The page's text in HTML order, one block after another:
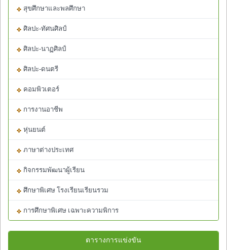
สุขศึกษาและพลศึกษา
ศิลปะ-ทัศนศิลป์
ศิลปะ-นาฏศิลป์
ศิลปะ-ดนตรี
คอมพิวเตอร์
การงานอาชีพ
หุ่นยนต์
ภาษาต่างประเทศ
กิจกรรมพัฒนาผู้เรียน
ศึกษาพิเศษ โรงเรียนเรียนรวม
การศึกษาพิเศษ เฉพาะความพิการ
ตารางการแข่งขัน